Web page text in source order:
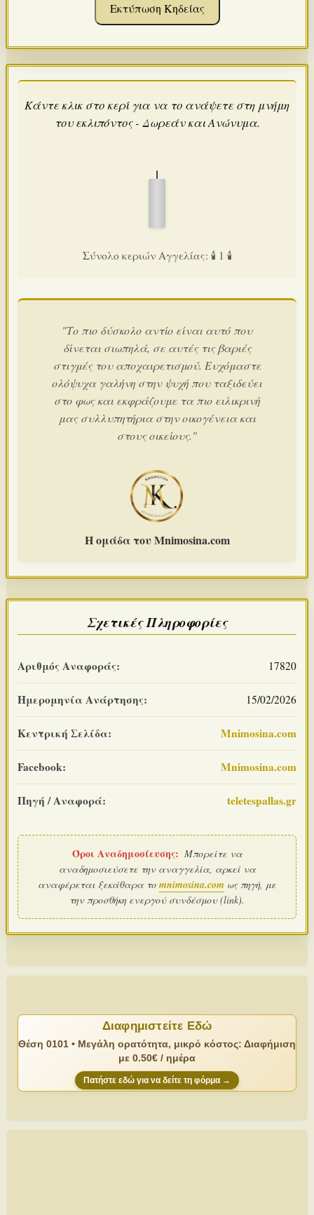
Εκτύπωση Κηδείας
Κάντε κλικ στο κερί για να το ανάψετε στη μνήμη
του εκλιπόντος - Δωρεάν και Ανώνυμα.
Σύνολο κεριών Αγγελίας: 🕯️ 1 🕯️
"Το πιο δύσκολο αντίο είναι αυτό που
δίνεται σιωπηλά, σε αυτές τις βαριές
στιγμές του αποχαιρετισμού. Ευχόμαστε
ολόψυχα γαλήνη στην ψυχή που ταξιδεύει
στο φως και εκφράζουμε τα πιο ειλικρινή
μας συλλυπητήρια στην οικογένεια και
στους οικείους."
Η ομάδα του Mnimosina.com
Σχετικές Πληροφορίες
Αριθμός Αναφοράς: 17820
Ημερομηνία Ανάρτησης: 15/02/2026
Κεντρική Σελίδα: Mnimosina.com
Facebook: Mnimosina.com
Πηγή / Αναφορά: teletespallas.gr
Όροι Αναδημοσίευσης: Μπορείτε να
αναδημοσιεύσετε την αναγγελία, αρκεί να
αναφέρεται ξεκάθαρα το mnimosina.com ως πηγή, με
την προσθήκη ενεργού συνδέσμου (link).
Διαφημιστείτε Εδώ
Θέση 0101 • Μεγάλη ορατότητα, μικρό κόστος: Διαφήμιση
με 0.50€ / ημέρα
Πατήστε εδώ για να δείτε τη φόρμα →